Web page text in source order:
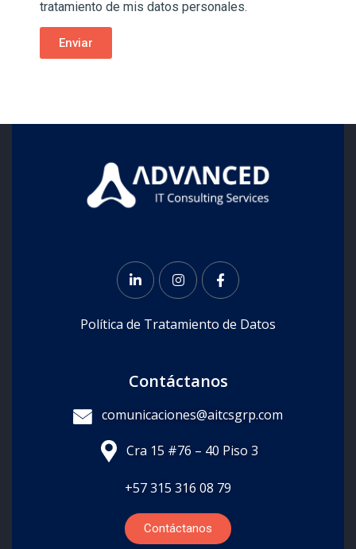
tratamiento de mis datos personales.
Enviar
Política de Tratamiento de Datos
Contáctanos
comunicaciones@aitcsgrp.com
Cra 15 #76 – 40 Piso 3
+57315 316 08 79
Contáctanos